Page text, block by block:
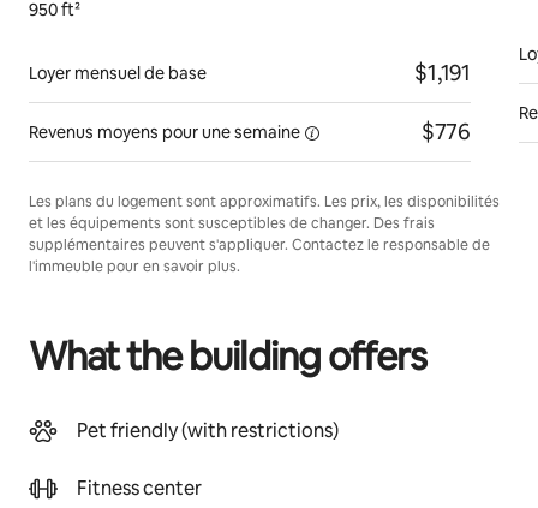
950 ft²
Loyer mensuel de base $1,191
Revenus moyens pour unesemaine $776
Les plans du logement sont approximatifs. Les prix, les disponibilités
et les équipements sont susceptibles de changer. Des frais
supplémentaires peuvent s'appliquer. Contactez le responsable de
l'immeuble pour en savoir plus.
What the building offers
Pet friendly (with restrictions)
Fitness center